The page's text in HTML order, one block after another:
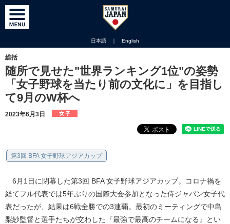
日本語 ｜ English
総括
随所で見せた"世界ランキング1位"の姿勢
「女子野球を当たり前の文化に」を目指し
て9月のW杯へ
2023年6月3日
第3回 BFA 女子野球アジアカップ
6月1日に閉幕した第3回 BFA 女子野球アジアカップ。コロナ禍を
経てフル代表では5年ぶりの国際大会参加となった侍ジャパン女子代
表だったが、結果は6戦全勝での3連覇。最初のミーティングで中島
梨紗監督と選手たちが交わした『最強で最高のチームになる』とい